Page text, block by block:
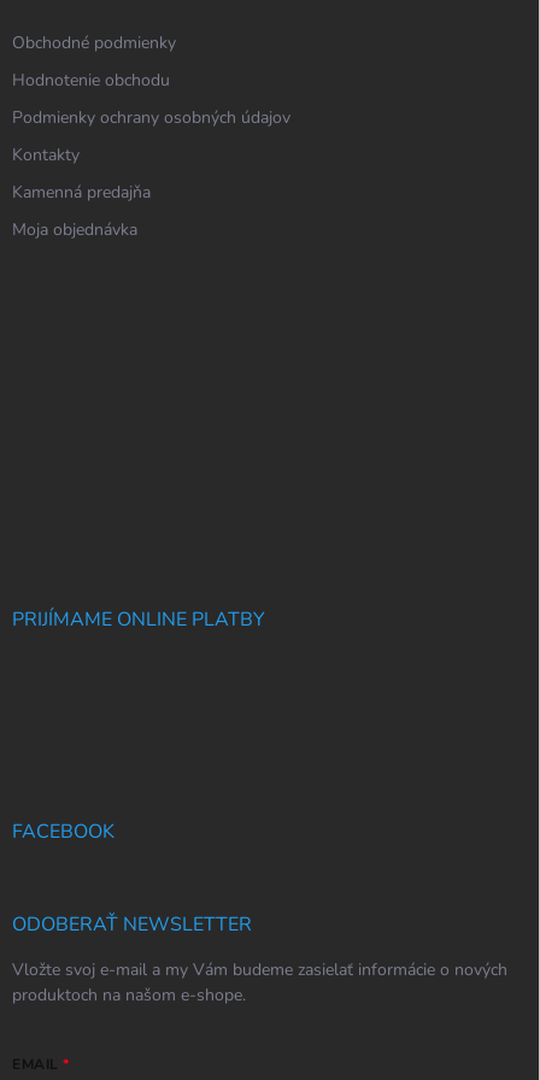
Obchodné podmienky
Hodnotenie obchodu
Podmienky ochrany osobných údajov
Kontakty
Kamenná predajňa
Moja objednávka
PRIJÍMAME ONLINE PLATBY
FACEBOOK
ODOBERAŤ NEWSLETTER
Vložte svoj e-mail a my Vám budeme zasielať informácie o nových
produktoch na našom e-shope.
EMAIL